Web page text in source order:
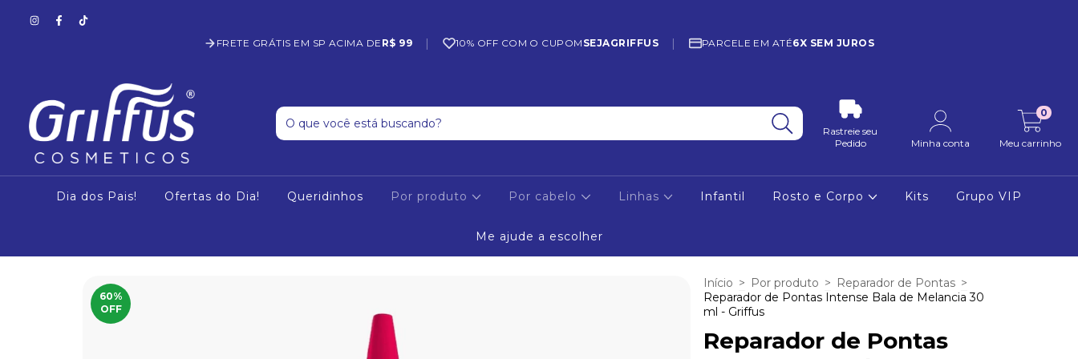
FRETE GRÁTIS EM SP ACIMA DE R$ 99 | 10% OFF COM O CUPOM SEJAGRIFFUS | PARCELE EM ATÉ6X SEM JUROS
Rastreie seu
Pedido
Minha conta Meu carrinho
0
Dia dos Pais! Ofertas do Dia! Queridinhos Por produto Por cabelo Linhas Infantil Rosto e Corpo Kits Grupo VIP
Me ajude a escolher
60%
OFF
Início > Por produto > Reparador de Pontas >
Reparador de Pontas Intense Bala de Melancia 30
ml - Griffus
Reparador de Pontas